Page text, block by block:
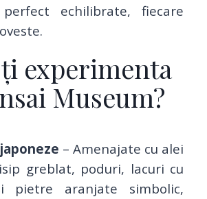
echilibrate, fiecare
experimenta
Museum?
– Amenajate cu alei
greblat, poduri, lacuri cu
pietre aranjate simbolic,